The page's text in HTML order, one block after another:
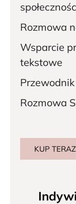
Rozmowa
Wsparcie
tekstowe
Przewodnik
Rozmowa
KUP TERAZ